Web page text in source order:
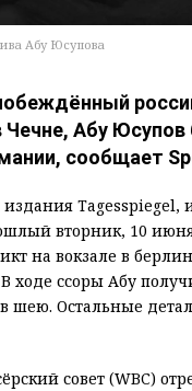
Абу Юсупова
Чечне, Абу Юсупов
сообщает
Tagesspiegel,
вторник, 10
на вокзале в
ходе ссоры Абу
шею. Остальные
совет (WBC)